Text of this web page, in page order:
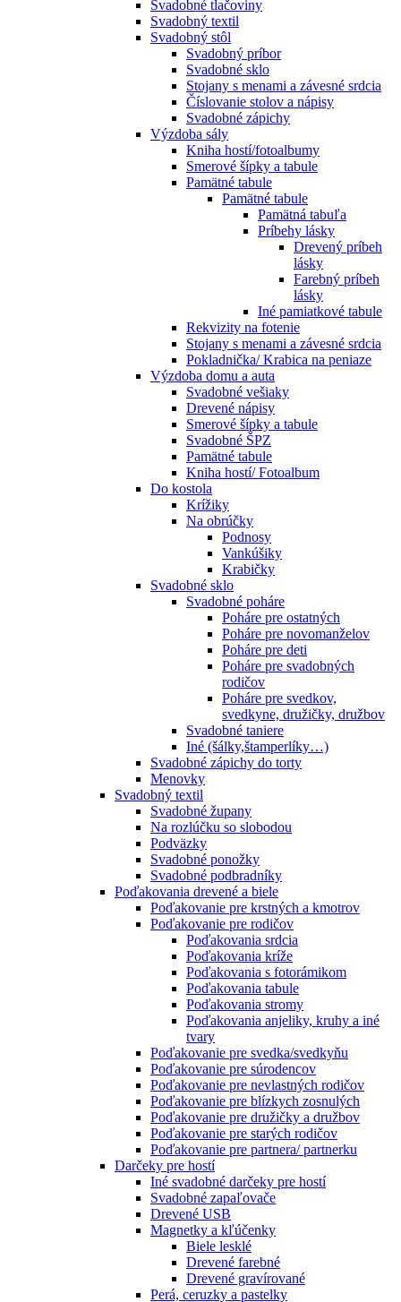
Svadobné tlačoviny
Svadobný textil
Svadobný stôl
Svadobný príbor
Svadobné sklo
Stojany s menami a závesné srdcia
Číslovanie stolov a nápisy
Svadobné zápichy
Výzdoba sály
Kniha hostí/fotoalbumy
Smerové šípky a tabule
Pamätné tabule
Pamätné tabule
Pamätná tabuľa
Príbehy lásky
Drevený príbeh
lásky
Farebný príbeh
lásky
Iné pamiatkové tabule
Rekvizity na fotenie
Stojany s menami a závesné srdcia
Pokladnička/ Krabica na peniaze
Výzdoba domu a auta
Svadobné vešiaky
Drevené nápisy
Smerové šípky a tabule
Svadobné ŠPZ
Pamätné tabule
Kniha hostí/ Fotoalbum
Do kostola
Krížiky
Na obrúčky
Podnosy
Vankúšiky
Krabičky
Svadobné sklo
Svadobné poháre
Poháre pre ostatných
Poháre pre novomanželov
Poháre pre deti
Poháre pre svadobných
rodičov
Poháre pre svedkov,
svedkyne, družičky, družbov
Svadobné taniere
Iné (šálky,štamperlíky…)
Svadobné zápichy do torty
Menovky
Svadobný textil
Svadobné župany
Na rozlúčku so slobodou
Podväzky
Svadobné ponožky
Svadobné podbradníky
Poďakovania drevené a biele
Poďakovanie pre krstných a kmotrov
Poďakovanie pre rodičov
Poďakovania srdcia
Poďakovania kríže
Poďakovania s fotorámikom
Poďakovania tabule
Poďakovania stromy
Poďakovania anjeliky, kruhy a iné
tvary
Poďakovanie pre svedka/svedkyňu
Poďakovanie pre súrodencov
Poďakovanie pre nevlastných rodičov
Poďakovanie pre blízkych zosnulých
Poďakovanie pre družičky a družbov
Poďakovanie pre starých rodičov
Poďakovanie pre partnera/ partnerku
Darčeky pre hostí
Iné svadobné darčeky pre hostí
Svadobné zapaľovače
Drevené USB
Magnetky a kľúčenky
Biele lesklé
Drevené farebné
Drevené gravírované
Perá, ceruzky a pastelky